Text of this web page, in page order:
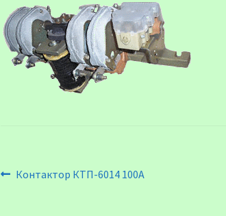
Навігація
Попередні
Контактор КТП-6014 100А